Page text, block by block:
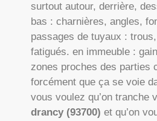
surtout autour, derrière,
bas : charnières, angles,
passages de tuyaux :
fatigués. en immeuble :
zones proches des parties
forcément que ça se voie
vous voulez qu’on tranche
drancy (93700) et qu’on